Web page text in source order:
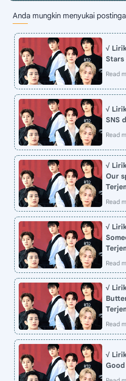
Anda mungkin menyukai
√
Stars
√
SNS
√
Our
√
√
√